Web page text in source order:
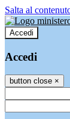
Salta al
Accedi
Accedi
button close ×